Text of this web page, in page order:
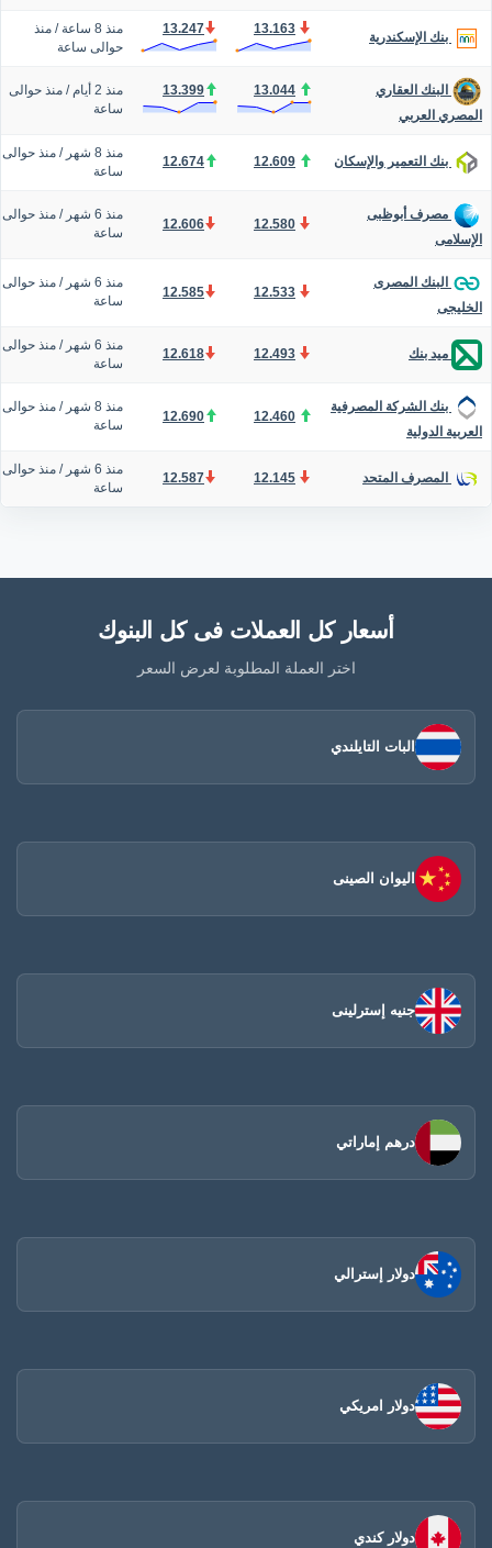
بنك الإسكندرية
13.163
13.247 منذ 8 ساعة / منذ
حوالى ساعة
البنك العقاري
المصري العربي
13.044
13.399 منذ 2 أيام / منذ حوالى
ساعة
بنك التعمير والإسكان 12.609
12.674
منذ 8 شهر / منذ حوالى
ساعة
مصرف أبوظبى
الإسلامى
12.580
12.606
منذ 6 شهر / منذ حوالى
ساعة
البنك المصرى
الخليجى
12.533
12.585
منذ 6 شهر / منذ حوالى
ساعة
ميد بنك 12.493
12.618
منذ 6 شهر / منذ حوالى
ساعة
بنك الشركة المصرفية
العربية الدولية
12.460
12.690
منذ 8 شهر / منذ حوالى
ساعة
المصرف المتحد 12.145
12.587
منذ 6 شهر / منذ حوالى
ساعة
أسعار كل العملات فى كل البنوك
اختر العملة المطلوبة لعرض السعر
البات التايلندي
اليوان الصينى​
جنيه إسترلينى
درهم إماراتي
دولار إسترالي
دولار امريكي
دولار كندي